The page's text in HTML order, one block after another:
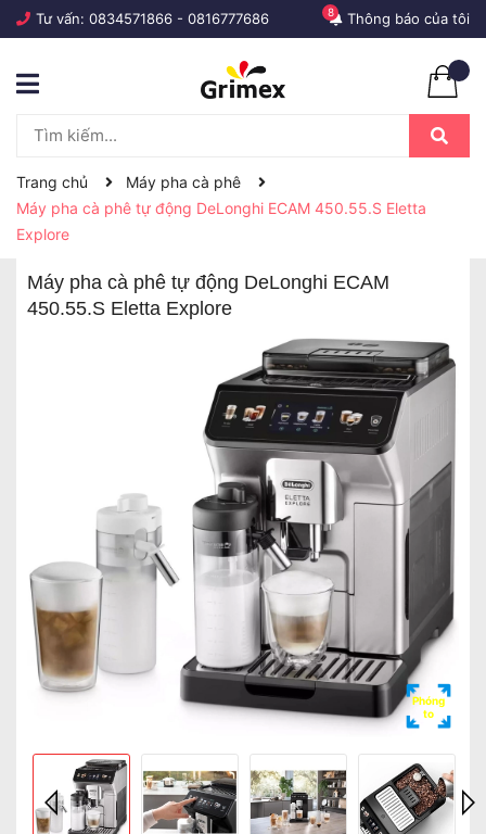
Tư vấn: 0834571866 - 0816777686 Thông báo của tôi
8
Trang chủ
Máy pha cà phê
Máy pha cà phê tự động DeLonghi ECAM 450.55.S Eletta
Explore
Máy pha cà phê tự động DeLonghi ECAM
450.55.S Eletta Explore
Phóng
to